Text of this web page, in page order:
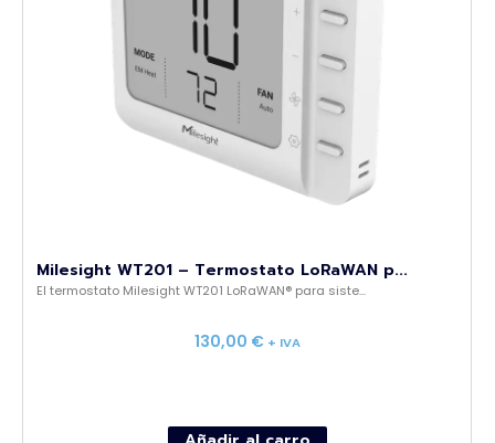
Milesight WT201 – Termostato LoRaWAN p...
El termostato Milesight WT201 LoRaWAN® para siste...
130,00 € + IVA